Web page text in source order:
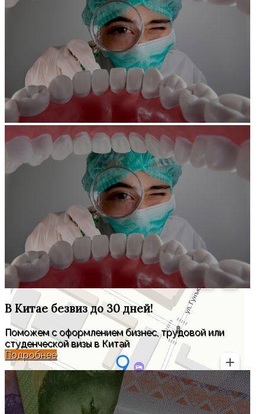
В Китаебезвиз до 30 дней!
Поможем с оформлением бизнес, трудовой или
студенческой визы в Китай
Подробнее
которой готовится утка по-пекински. Её лучше
заказывать заранее, так как готовой может не
оказаться, а готовиться она минимум 40 минут.
Также, если вам нужен к ней бульон, обязательно
скажите при заказе, так как автоматически его не
принесут.
В меню есть пельмени, различные салаты, горячие
блюда из мяса и рыбы и многое другое. Каждый
найдёт то, что ему по душе. Порции каждого
блюда в Китае, как правило, большие.
Название ресторана на китайском языке: 信誉饺子.
Ресторан расположен по адресу 公园路
60（Гунюэнлу 60）.
Если вы не знаете как найти, покажите фото кафе
с улицы или его название на китайском языке
прохожим, или водителю такси, и он вас с
удовольствием подвезет.
Расположение объекта показано на Яндекс-Карте